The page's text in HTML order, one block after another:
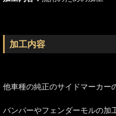
加工内容
他車種の純正のサイドマーカー
バンパーやフェンダーモルの加